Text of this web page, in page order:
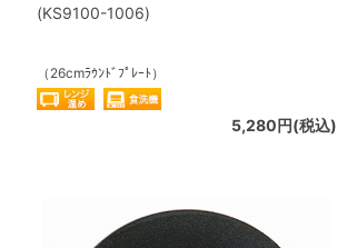
(KS9100-1006)
（26cmﾗｳﾝﾄﾞﾌﾟﾚｰﾄ）
5,280円(税込)